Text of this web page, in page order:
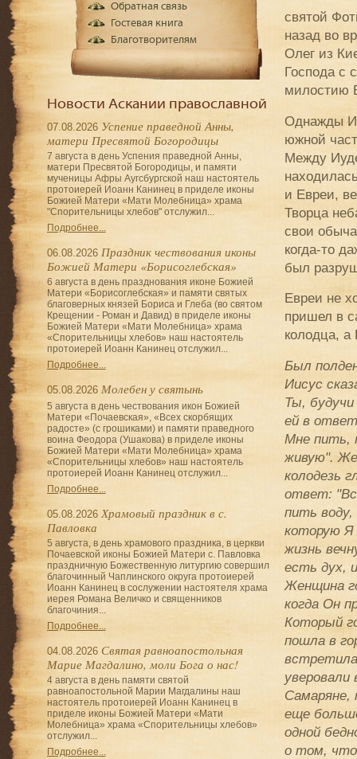
святой
назад во
Олег из
Господа с
милостию
Однажды
южной
Между
и Евреи,
Творца
свои
когда-то
был
Евреи не
пришел в
колодца, а
Был
Иисус
Ты,
ей в
Мне пить,
живую".
колодезь
ответ:
пить
которую Я
жизнь
есть дух,
Женщина
когда Он
Который
пошла в
Самаряне,
еще
одной
о том, что
Обратная связь
Гостевая книга
Благотворителям
Новости Аскании православной
07.08.2026 Успение праведной Анны,
матери Пресвятой Богородицы
7 августа в день Успения праведной Анны,
матери Пресвятой Богородицы, и памяти
мученицы Афры Аугсбургской наш настоятель
протоиерей Иоанн Канинец в приделе иконы
Божией Матери «Мати Молебница» храма
"Спорительницы хлебов" отслужил...
Подробнее...
06.08.2026 Праздник чествования иконы
Божией Матери «Борисоглебская»
6 августа в день празднования иконе Божией
Матери «Борисоглебская» и памяти святых
благоверных князей Бориса и Глеба (во святом
Крещении - Роман и Давид) в приделе иконы
Божией Матери «Мати Молебница» храма
«Спорительницы хлебов» наш настоятель
протоиерей Иоанн Канинец отслужил...
Подробнее...
05.08.2026 Молебен у святынь
5 августа в день чествования икон Божией
Матери «Почаевская», «Всех скорбящих
радосте» (с грошиками) и памяти праведного
воина Феодора (Ушакова) в приделе иконы
Божией Матери «Мати Молебница» храма
«Спорительницы хлебов» наш настоятель
протоиерей Иоанн Канинец отслужил...
Подробнее...
05.08.2026 Храмовый праздник в с.
Павловка
5 августа, в день храмового праздника, в церкви
Почаевской иконы Божией Матери с. Павловка
праздничную Божественную литургию совершил
благочинный Чаплинского округа протоиерей
Иоанн Канинец в сослужении настоятеля храма
иерея Романа Величко и священников
благочиния...
Подробнее...
04.08.2026 Святая равноапостольная
Марие Магдалино, моли Бога о нас!
4 августа в день памяти святой
равноапостольной Марии Магдалины наш
настоятель протоиерей Иоанн Канинец в
приделе иконы Божией Матери «Мати
Молебница» храма «Спорительницы хлебов»
отслужил...
Подробнее...